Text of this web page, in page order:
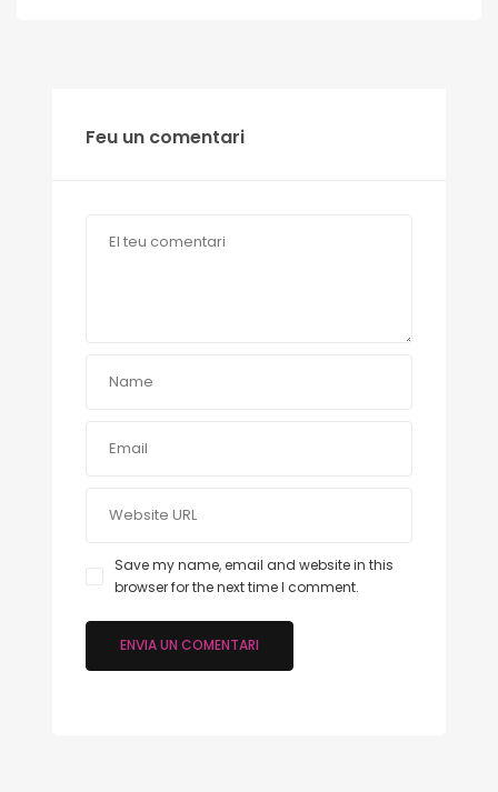
Feu un comentari
Save my name, email and website in this
browser for the next time I comment.